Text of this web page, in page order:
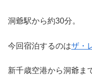
洞爺駅から約30分。
今回宿泊するのはザ・
新千歳空港から洞爺ま